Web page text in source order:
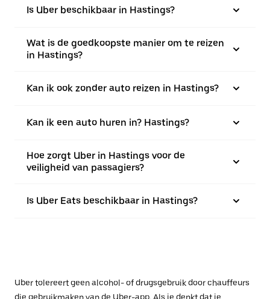
Is Uber beschikbaar in Hastings?
Wat is de goedkoopste manier om te reizen
in Hastings?
Kan ik ook zonder auto reizen in Hastings?
Kan ik een auto huren in? Hastings?
Hoe zorgt Uber in Hastings voor de
veiligheid van passagiers?
Is Uber Eats beschikbaar in Hastings?
Uber tolereert geen alcohol- of drugsgebruik door chauffeurs